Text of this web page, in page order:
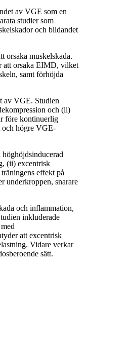
av VGE som en
studier som
och bildandet
orsaka muskelskada.
att orsaka EIMD, vilket
samt förhöjda
av VGE. Studien
och (ii)
före kontinuerlig
och högre VGE-
(ii) excentrisk
effekt på
underkroppen, snarare
och inflammation,
inkluderade
att excentrisk
Vidare verkar
sätt.